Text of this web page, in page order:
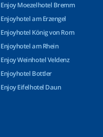
Enjoy Moezelhotel Bremm
Enjoyhotel am Erzengel
Enjoyhotel König von Rom
Enjoyhotel am Rhein
Enjoy Weinhotel Veldenz
Enjoyhotel Bottler
Enjoy Eifelhotel Daun